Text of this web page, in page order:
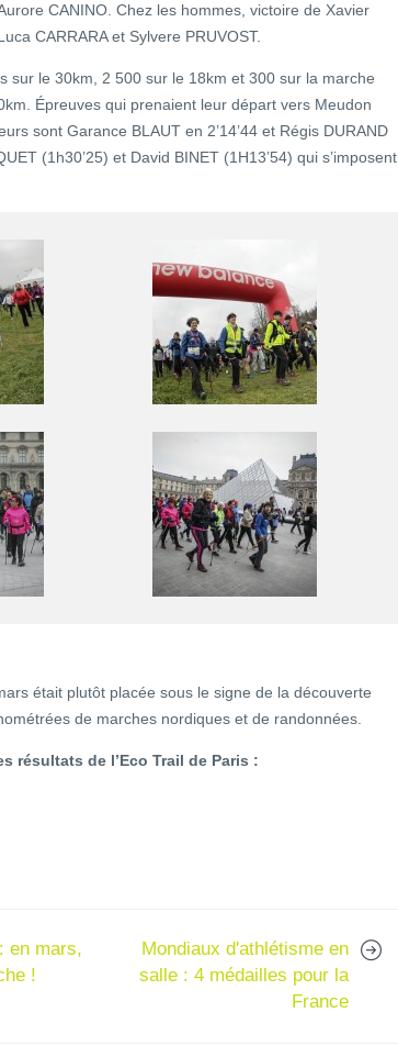
CANINO. Chez les hommes, victoire de Xavier
CARRARA et Sylvere PRUVOST.
sur le 30km, 2 500 sur le 18km et 300 sur la marche
Épreuves qui prenaient leur départ vers Meudon
sont Garance BLAUT en 2’14’44 et Régis DURAND
(1h30’25) et David BINET (1H13’54) qui s’imposent
était plutôt placée sous le signe de la découverte
de marches nordiques et de randonnées.
résultats de l’Eco Trail de Paris :
en mars,
!
Mondiaux d'athlétisme en
salle : 4 médailles pour la
France